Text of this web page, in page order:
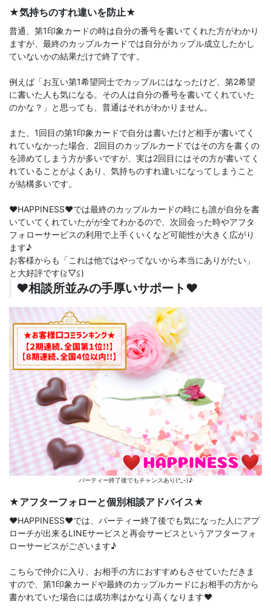
★気持ちのすれ違いを防止★
普通、第1印象カードの時は自分の番号を書いてくれた方がわかり
ますが、最終のカップルカードでは自分がカップル成立したかし
ていないかの結果だけで終了です。
例えば「お互い第1希望同士でカップルにはなったけど、第2希望
に書いた人も気になる。その人は自分の番号を書いてくれていた
のかな？」と思っても、普通はそれがわかりません。
また、1回目の第1印象カードで自分は書いたけど相手が書いてく
れていなかった場合、2回目のカップルカードではその方を書くの
を諦めてしまう方が多いですが、実は2回目にはその方が書いてく
れていることがよくあり、気持ちのすれ違いになってしまうこと
が結構多いです。
♥️HAPPINESS♥️では最終のカップルカードの時にも誰が自分を書
いていてくれていたがが全てわかるので、次回会った時やアフタ
フォローサービスの利用で上手くいくなど可能性が大きく広がり
ます♪
お客様からも「これは他ではやってないから本当にありがたい」
と大好評です(≧▽≦)
♥️相談所並みの手厚いサポート♥️
パーティー終了後でもチャンスあり(^_-)♪
★アフターフォローと個別相談アドバイス★
♥️HAPPINESS♥️では、パーティー終了後でも気になった人にアプ
ローチが出来るLINEサービスと再会サービスというアフターフォ
ローサービスがございます♪
こちらで仲介に入り、お相手の方におすすめもさせていただきま
すので、第1印象カードや最終のカップルカードにお相手の方から
書かれていた場合には成功率はかなり高くなります♥️